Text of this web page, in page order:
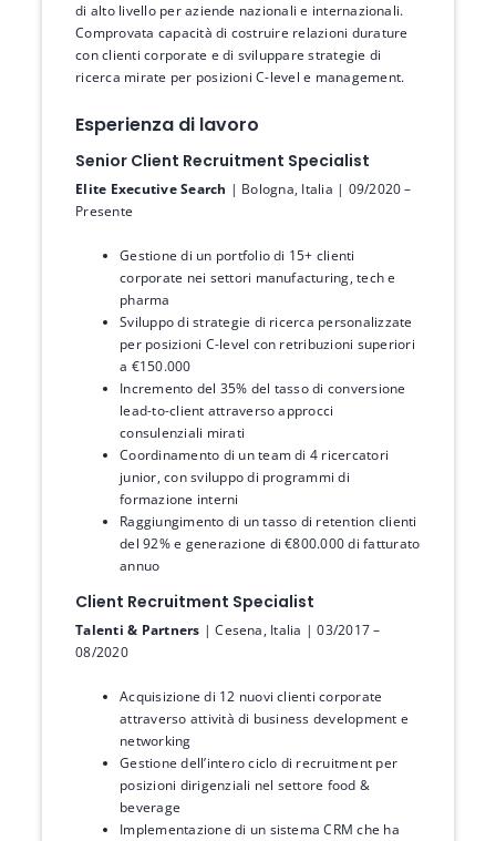
di alto livello per aziende nazionali e internazionali.
Comprovata capacità di costruire relazioni durature
con clienti corporate e di sviluppare strategie di
ricerca mirate per posizioni C-level e management.
Esperienza di lavoro
Senior Client Recruitment Specialist
Elite Executive Search | Bologna, Italia | 09/2020 –
Presente
Gestione di un portfolio di 15+ clienti
corporate nei settori manufacturing, tech e
pharma
Sviluppo di strategie di ricerca personalizzate
per posizioni C-level con retribuzioni superiori
a €150.000
Incremento del 35% del tasso di conversione
lead-to-client attraverso approcci
consulenziali mirati
Coordinamento di un team di 4 ricercatori
junior, con sviluppo di programmi di
formazione interni
Raggiungimento di un tasso di retention clienti
del 92% e generazione di €800.000 di fatturato
annuo
Client Recruitment Specialist
Talenti & Partners | Cesena, Italia | 03/2017 –
08/2020
Acquisizione di 12 nuovi clienti corporate
attraverso attività di business development e
networking
Gestione dell’intero ciclo di recruitment per
posizioni dirigenziali nel settore food &
beverage
Implementazione di un sistema CRM che ha